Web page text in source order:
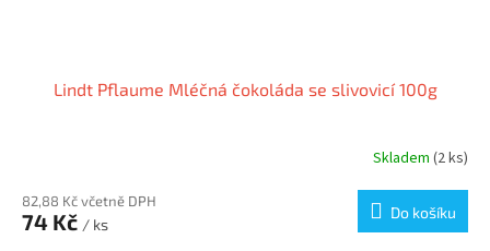
Lindt Pflaume Mléčná čokoláda se slivovicí 100g
Skladem (2 ks)
82,88 Kč včetně DPH
74 Kč / ks
Do košíku